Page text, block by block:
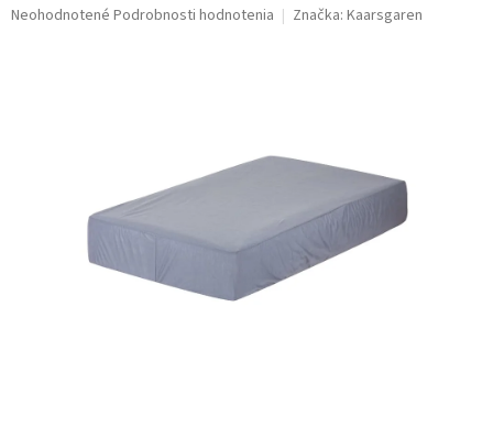
Priemerné
Neohodnotené Podrobnosti hodnotenia Značka: Kaarsgaren